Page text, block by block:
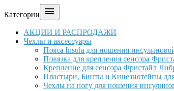
Категории 
АКЦИИ И РАСПРОДАЖИ
Чехлы и аксессуары
Пояса Insula для ношения
Повязка для крепления сенсора
Крепление для сенсора Фристайл
Пластыри, Бинты и Кинезиотейпы
Чехлы на ногу для ношения